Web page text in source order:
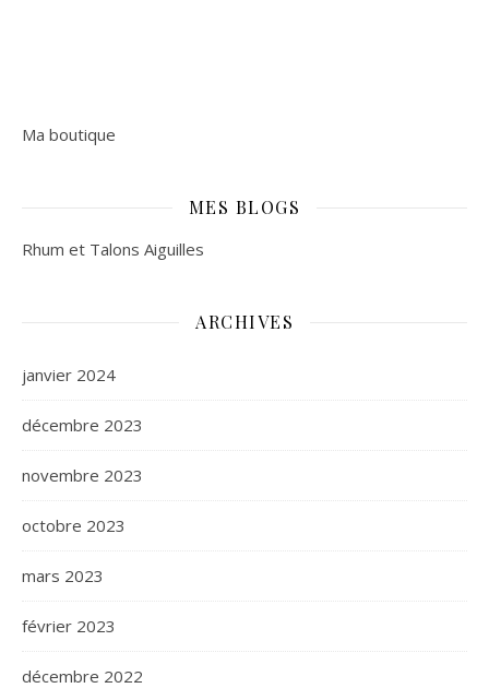
Ma boutique
MES BLOGS
Rhum et Talons Aiguilles
ARCHIVES
janvier 2024
décembre 2023
novembre 2023
octobre 2023
mars 2023
février 2023
décembre 2022